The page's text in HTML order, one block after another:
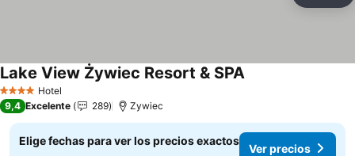
4 EstrellasHotel
Lake View Żywiec Resort & SPAVer precios
9,4 Excelente 289 Zywiec
Elige fechas para ver los precios exactos
Ver precios